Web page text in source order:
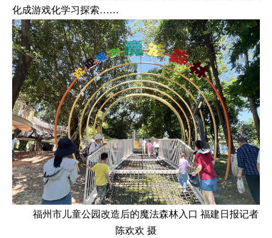
化成游戏化学习探索……
福州市儿童公园改造后的魔法森林入口 福建日报记者
陈欢欢 摄